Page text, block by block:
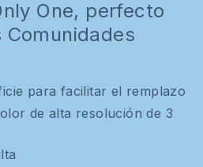
One, perfecto
Comunidades
para facilitar el remplazo
de alta resolución de 3